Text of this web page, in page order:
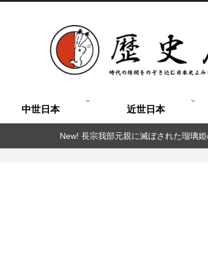
中世日本 近世日本
New! 長宗我部元親に滅ぼされた瑠璃姫